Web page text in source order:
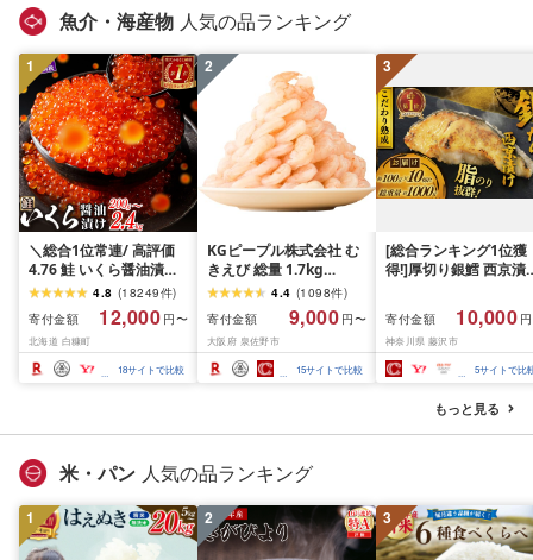
魚介・海産物 人気の品ランキング
1
＼総合1位常連/ 高評価
4.76 鮭 いくら醤油漬け
ふるさと納税 いくら
200g / 400g / 800g /
1.6kg / 2.4kg 200g パッ
ク[選べる容量] 醤油漬け
海鮮 イクラ 小分け ふる
さと ランキング 人気 ギ
4.8 (18249件)
寄付金額
12,000 円〜
北海道 白糠町
18サイトで比較
2
KGピープル株式会社 む
きえび 総量 1.7kg
(850g×2P) 特大 5Lサイ
ズ バナメイエビ バラ凍
結 下処理不要 サイズ不
揃い 訳あり
4.4 (1098件)
寄付金額
9,000 円〜
大阪府 泉佐野市
15サイトで比較
3
[総合ランキング1位獲
得!]厚切り銀鱈 西京漬
約 1,000g (約 100g ×
切) 西京味噌 西京みそ
噌漬け みそ 味噌 鮮魚
介 銀だら 銀ダラ ギン
ラ ぎんだら 鱈 タラ 魚
西京焼き 西京漬 西京
き 冷凍 厳選 鮮魚 漬け
漬魚 新鮮 小分け 人気
南 藤沢
寄付金額 10,000
神奈川県 藤沢市
5サイトで比
もっと見る
米・パン 人気の品ランキング
1 2 3